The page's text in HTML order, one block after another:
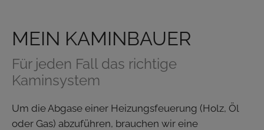
MEIN KAMINBAUER
Für jeden Fall das richtige
Kaminsystem
Um die Abgase einer Heizungsfeuerung (Holz, Öl
oder Gas) abzuführen, brauchen wir eine